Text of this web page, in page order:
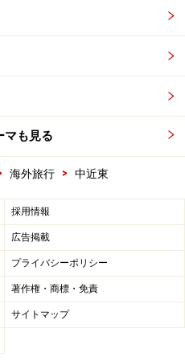
マも見る
海外旅行 > 中近東
採用情報
広告掲載
プライバシーポリシー
著作権・商標・免責
サイトマップ